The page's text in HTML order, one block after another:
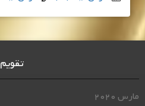
تقویم
مارس 2020